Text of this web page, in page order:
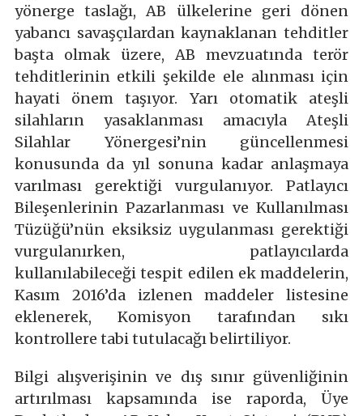
yönerge taslağı, AB ülkelerine geri dönen
yabancı savaşçılardan kaynaklanan tehditler
başta olmak üzere, AB mevzuatında terör
tehditlerinin etkili şekilde ele alınması için
hayati önem taşıyor. Yarı otomatik ateşli
silahların yasaklanması amacıyla Ateşli
Silahlar Yönergesi’nin güncellenmesi
konusunda da yıl sonuna kadar anlaşmaya
varılması gerektiği vurgulanıyor. Patlayıcı
Bileşenlerinin Pazarlanması ve Kullanılması
Tüzüğü’nün eksiksiz uygulanması gerektiği
vurgulanırken, patlayıcılarda
kullanılabileceği tespit edilen ek maddelerin,
Kasım 2016’da izlenen maddeler listesine
eklenerek, Komisyon tarafından sıkı
kontrollere tabi tutulacağı belirtiliyor.
Bilgi alışverişinin ve dış sınır güvenliğinin
artırılması kapsamında ise raporda, Üye